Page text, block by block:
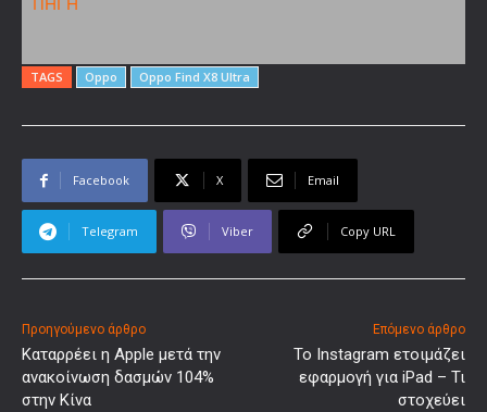
TAGS Oppo Oppo Find X8 Ultra
Facebook X Email
Telegram Viber Copy URL
Προηγούμενο άρθρο
Καταρρέει η Apple μετά την
ανακοίνωση δασμών 104%
στην Κίνα
Επόμενο άρθρο
Το Instagram ετοιμάζει
εφαρμογή για iPad – Τι
στοχεύει